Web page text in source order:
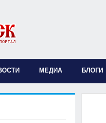
МЕДИА БЛОГИ